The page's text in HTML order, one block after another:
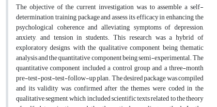
The objective of the current investigation was to assemble a self-
determination training package and assess its efficacy in enhancing the
psychological coherence and alleviating symptoms of depression,
anxiety, and tension in students. This research was a hybrid of
exploratory designs, with the qualitative component being thematic
analysis and the quantitative component being semi-experimental. The
quantitative component included a control group and a three-month
pre-test-post-test-follow-up plan. The desired package was compiled
and its validity was confirmed after the themes were coded in the
qualitative segment, which included scientific texts related to the theory